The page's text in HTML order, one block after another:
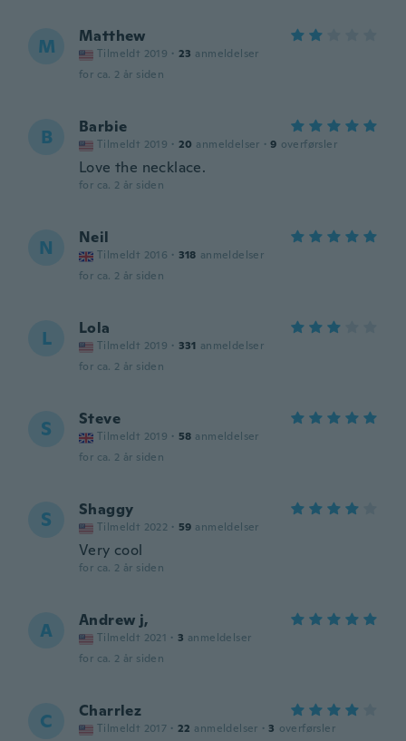
M Matthew
Tilmeldt 2019 · 23 anmeldelser
for ca. 2 år siden
B Barbie
Tilmeldt 2019 · 20 anmeldelser · 9 overførsler
Love the necklace.
for ca. 2 år siden
N Neil
Tilmeldt 2016 · 318 anmeldelser
for ca. 2 år siden
L Lola
Tilmeldt 2019 · 331 anmeldelser
for ca. 2 år siden
S Steve
Tilmeldt 2019 · 58 anmeldelser
for ca. 2 år siden
S Shaggy
Tilmeldt 2022 · 59 anmeldelser
Very cool
for ca. 2 år siden
A Andrew j,
Tilmeldt 2021 · 3 anmeldelser
for ca. 2 år siden
C Charrlez
Tilmeldt 2017 · 22 anmeldelser · 3 overførsler